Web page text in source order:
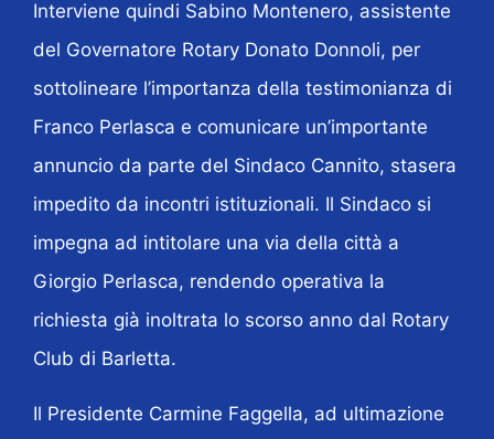
Interviene quindi Sabino Montenero, assistente
del Governatore Rotary Donato Donnoli, per
sottolineare l’importanza della testimonianza di
Franco Perlasca e comunicare un’importante
annuncio da parte del Sindaco Cannito, stasera
impedito da incontri istituzionali. Il Sindaco si
impegna ad intitolare una via della città a
Giorgio Perlasca, rendendo operativa la
richiesta già inoltrata lo scorso anno dal Rotary
Club di Barletta.
Il Presidente Carmine Faggella, ad ultimazione